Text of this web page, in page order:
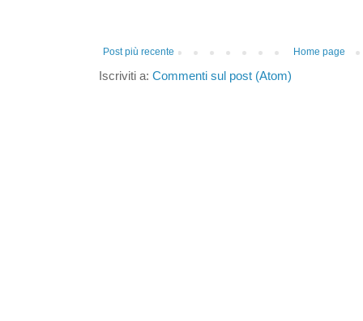
Post più recente Home page
Iscriviti a: Commenti sul post (Atom)